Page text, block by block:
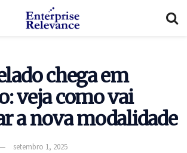
chega em
veja como vai
a nova modalidade
setembro 1, 2025